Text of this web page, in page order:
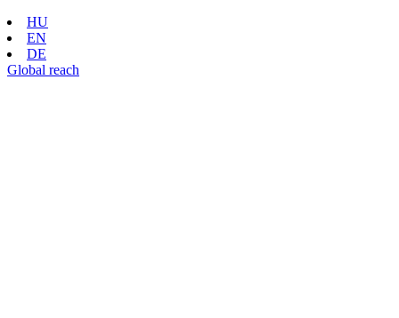
HU
EN
DE
Global reach